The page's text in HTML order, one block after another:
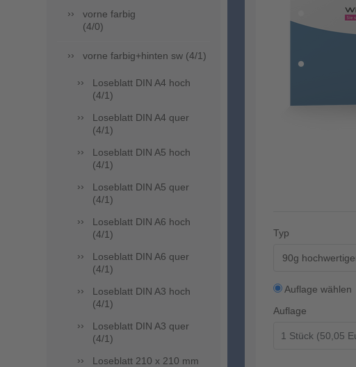
vorne farbig
(4/0)
vorne farbig+hinten sw (4/1)
Loseblatt DIN A4 hoch
(4/1)
Loseblatt DIN A4 quer
(4/1)
Loseblatt DIN A5 hoch
(4/1)
Loseblatt DIN A5 quer
(4/1)
Loseblatt DIN A6 hoch
(4/1)
Loseblatt DIN A6 quer
(4/1)
Loseblatt DIN A3 hoch
(4/1)
Loseblatt DIN A3 quer
(4/1)
Loseblatt 210 x 210 mm
Typ
90g
Auflage wählen
Auflage